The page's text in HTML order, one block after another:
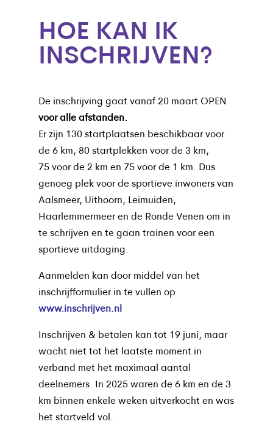
HOE KAN IK
INSCHRIJVEN?
De inschrijving gaat vanaf 20 maart OPEN
voor alle afstanden.
Er zijn 130 startplaatsen beschikbaar voor
de 6 km, 80 startplekken voor de 3 km,
75 voor de 2 km en 75 voor de 1 km. Dus
genoeg plek voor de sportieve inwoners van
Aalsmeer, Uithoorn, Leimuiden,
Haarlemmermeer en de Ronde Venen om in
te schrijven en te gaan trainen voor een
sportieve uitdaging.
Aanmelden kan door middel van het
inschrijfformulier in te vullen op
www.inschrijven.nl
Inschrijven & betalen kan tot 19 juni, maar
wacht niet tot het laatste moment in
verband met het maximaal aantal
deelnemers. In 2025 waren de 6 km en de 3
km binnen enkele weken uitverkocht en was
het startveld vol.